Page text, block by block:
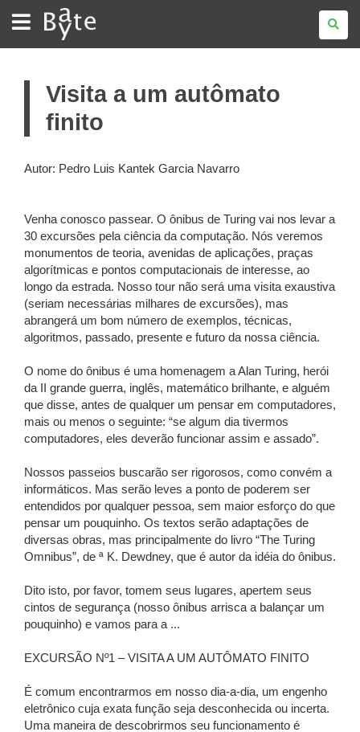
BATE
BYTE
Visita a um autômato
finito
Autor: Pedro Luis Kantek Garcia Navarro
Venha conosco passear. O ônibus de Turing vai nos levar a
30 excursões pela ciência da computação. Nós veremos
monumentos de teoria, avenidas de aplicações, praças
algorítmicas e pontos computacionais de interesse, ao
longo da estrada. Nosso tour não será uma visita exaustiva
(seriam necessárias milhares de excursões), mas
abrangerá um bom número de exemplos, técnicas,
algoritmos, passado, presente e futuro da nossa ciência.
O nome do ônibus é uma homenagem a Alan Turing, herói
da II grande guerra, inglês, matemático brilhante, e alguém
que disse, antes de qualquer um pensar em computadores,
mais ou menos o seguinte: “se algum dia tivermos
computadores, eles deverão funcionar assim e assado”.
Nossos passeios buscarão ser rigorosos, como convém a
informáticos. Mas serão leves a ponto de poderem ser
entendidos por qualquer pessoa, sem maior esforço do que
pensar um pouquinho. Os textos serão adaptações de
diversas obras, mas principalmente do livro “The Turing
Omnibus”, de ª K. Dewdney, que é autor da idéia do ônibus.
Dito isto, por favor, tomem seus lugares, apertem seus
cintos de segurança (nosso ônibus arrisca a balançar um
pouquinho) e vamos para a ...
EXCURSÃO Nº1 – VISITA A UM AUTÔMATO FINITO
É comum encontrarmos em nosso dia-a-dia, um engenho
eletrônico cuja exata função seja desconhecida ou incerta.
Uma maneira de descobrirmos seu funcionamento é